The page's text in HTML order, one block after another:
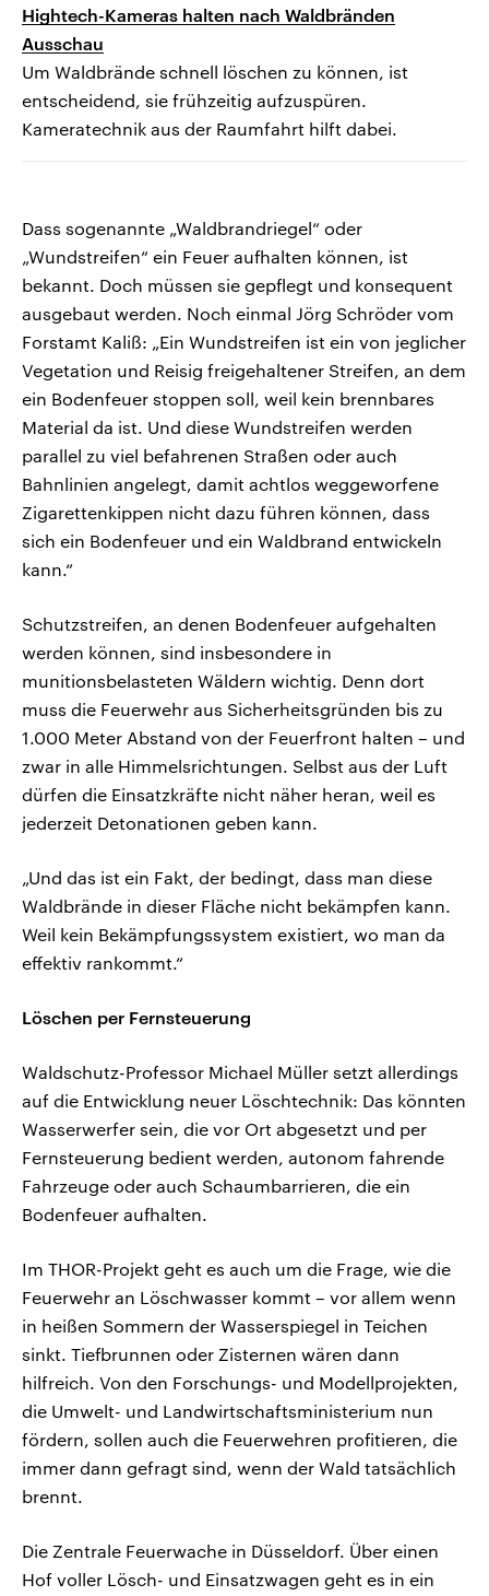
Hightech-Kameras halten nach Waldbränden
Ausschau
Um Waldbrände schnell löschen zu können, ist
entscheidend, sie frühzeitig aufzuspüren.
Kameratechnik aus der Raumfahrt hilft dabei.
Dass sogenannte „Waldbrandriegel“ oder
„Wundstreifen“ ein Feuer aufhalten können, ist
bekannt. Doch müssen sie gepflegt und konsequent
ausgebaut werden. Noch einmal Jörg Schröder vom
Forstamt Kaliß: „Ein Wundstreifen ist ein von jeglicher
Vegetation und Reisig freigehaltener Streifen, an dem
ein Bodenfeuer stoppen soll, weil kein brennbares
Material da ist. Und diese Wundstreifen werden
parallel zu viel befahrenen Straßen oder auch
Bahnlinien angelegt, damit achtlos weggeworfene
Zigarettenkippen nicht dazu führen können, dass
sich ein Bodenfeuer und ein Waldbrand entwickeln
kann.“
Schutzstreifen, an denen Bodenfeuer aufgehalten
werden können, sind insbesondere in
munitionsbelasteten Wäldern wichtig. Denn dort
muss die Feuerwehr aus Sicherheitsgründen bis zu
1.000 Meter Abstand von der Feuerfront halten – und
zwar in alle Himmelsrichtungen. Selbst aus der Luft
dürfen die Einsatzkräfte nicht näher heran, weil es
jederzeit Detonationen geben kann.
„Und das ist ein Fakt, der bedingt, dass man diese
Waldbrände in dieser Fläche nicht bekämpfen kann.
Weil kein Bekämpfungssystem existiert, wo man da
effektiv rankommt.“
Löschen per Fernsteuerung
Waldschutz-Professor Michael Müller setzt allerdings
auf die Entwicklung neuer Löschtechnik: Das könnten
Wasserwerfer sein, die vor Ort abgesetzt und per
Fernsteuerung bedient werden, autonom fahrende
Fahrzeuge oder auch Schaumbarrieren, die ein
Bodenfeuer aufhalten.
Im THOR-Projekt geht es auch um die Frage, wie die
Feuerwehr an Löschwasser kommt – vor allem wenn
in heißen Sommern der Wasserspiegel in Teichen
sinkt. Tiefbrunnen oder Zisternen wären dann
hilfreich. Von den Forschungs- und Modellprojekten,
die Umwelt- und Landwirtschaftsministerium nun
fördern, sollen auch die Feuerwehren profitieren, die
immer dann gefragt sind, wenn der Wald tatsächlich
brennt.
Die Zentrale Feuerwache in Düsseldorf. Über einen
Hof voller Lösch- und Einsatzwagen geht es in ein